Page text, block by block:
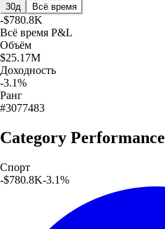
30д Всё время
-$780.8K
Всё время P&L
Объём
$25.17M
Доходность
-3.1%
Ранг
#3077483
Category Performance
Спорт
-$780.8K-3.1%